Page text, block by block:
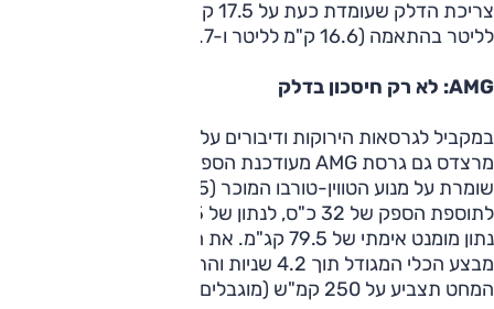
לליטר בהתאמה (16.6 ק"מ לליטר ו-14.7 ק"מ לליטר עד עתה).
AMG: לא רק חיסכון בדלק
במקביל לגרסאות הירוקות ודיבורים על חיסכון בדלק הציגה
מבצע הכלי המגודל תוך 4.2 שניות והתאוצה תיפסק רק כאשר
המחט תצביע על 250 קמ"ש (מוגבלים אלקטרונית).